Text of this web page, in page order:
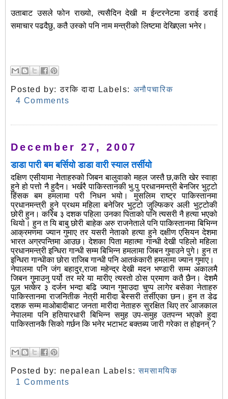
उताबाट उसले फोन राख्यो, त्यसैदिन देखी म ईन्टरनेटमा डराई डराई
समाचार पढदैछु, कतै उस्को पनि नाम मन्त्रीको लिष्टमा देखिएला भनेर।
Posted by:ठरकि दादा Labels: अनौपचारिक
4 Comments
December 27, 2007
डाडा पारी बम बर्सियो डाडा वारी स्याल तर्सीयो
दक्षिण एसीयामा नेताहरुको जिबन बालुवाको महल जस्तै छ,कति खेर स्वाहा
हुने हो पत्तो नै हुदैन। भर्खरै पाकिस्तानकी भु.पु प्रधानमन्त्री बेनजिर भुट्टो
हिंसक बम हमलामा परी निधन भयो। मुसलिम राष्ट्र पाकिस्तानमा
प्रधानमन्त्री हुने प्रथम महिला बनेजिर भुट्टो जुल्फिकर अली भुट्टोकी
छोरी हुन। करिब ३ दशक पहिला उनका पिताको पनि त्यसरी नै हत्या भएको
थियो। हुन त यि बाबु छोरी बाहेक अरु राजनेताले पनि पाकिस्तानमा बिभिन्न
आक्रमणमा ज्यान गुमाए तर यसरी नेताको हत्या हुने दक्षीण एसियन देशमा
भारत अग्रपन्तिमा आउछ। देशका पिता महात्मा गान्धी देखी पहिलो महिला
प्रधानमन्त्री इन्धिरा गान्धी सम्म बिभिन्न हमलामा जिबन गुमाउने पुगे।हुन त
इन्धिरा गान्धीका छोरा राजिब गान्धी पनि आतकंकारी हमलामा ज्यान गुमाए।
नेपालमा पनि जंग बहादुर,राजा महेन्द्र देखी मदन भण्डारी सम्म अकालमै
जिबन गुमाउनु पर्यो तर मरे या मारीए त्यस्तो ठोस प्रमाण कतै छैन। देशमै
पूल भत्केर ३ दर्जन भन्दा बढि ज्यान गुमाउदा चुप्प लागेर बसेका नेताहरु
पाकिस्तानमा राजनितीक नेत्री मारीदा बेस्सरी तर्सीएका छन। हुन त डेढ
दशक सम्म माओबादीबाट जनता मारीदा नेताहरु सुरक्षित थिए तर आजकाल
नेपालमा पनि हतियारधारी बिभिन्न समुह उप-समुह उतपन्न भएको हुदा
पाकिस्तानकै सिको गर्छन कि भनेर भटाभट बक्तब्य जारी गरेका त होइनन् ?
Posted by: nepalean Labels:समसामयिक
1 Comments